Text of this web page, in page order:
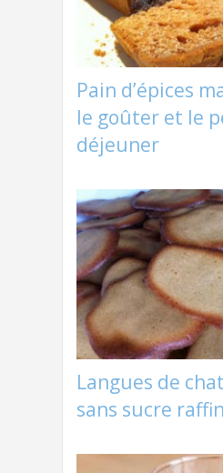
Pain d’épices
le goûter et le
déjeuner
Langues de
sans sucre